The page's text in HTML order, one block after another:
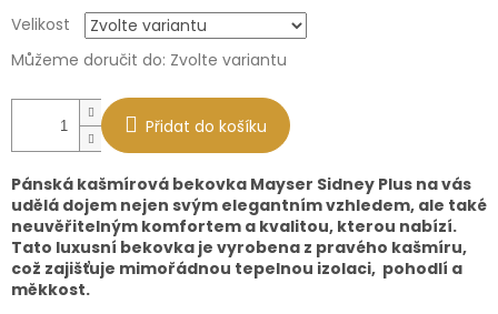
cena:
Velikost
Můžeme doručit do: Zvolte variantu
Přidat do košíku
Pánská kašmírová bekovka Mayser Sidney Plus na vás
udělá dojem nejen svým elegantním vzhledem, ale také
neuvěřitelným komfortem a kvalitou, kterou nabízí.
Tato luxusní bekovka je vyrobena z pravého kašmíru,
což zajišťuje mimořádnou tepelnou izolaci, pohodlí a
měkkost.